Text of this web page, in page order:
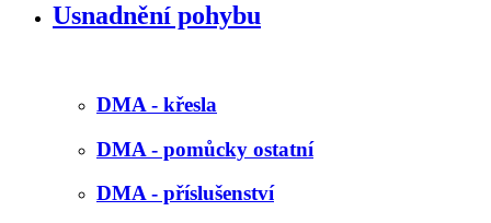
Usnadnění pohybu
DMA - křesla
DMA - pomůcky ostatní
DMA - příslušenství